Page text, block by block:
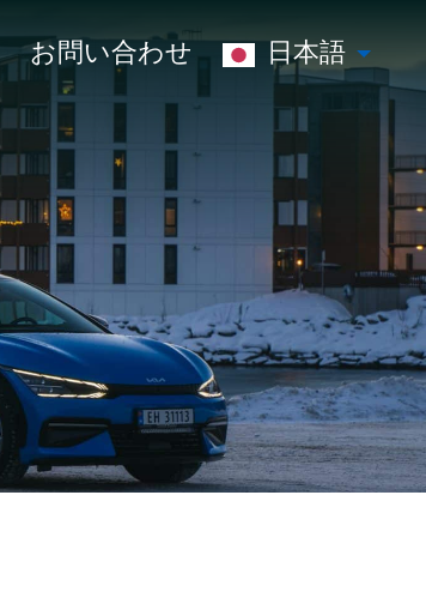
お問い合わせ 日本語